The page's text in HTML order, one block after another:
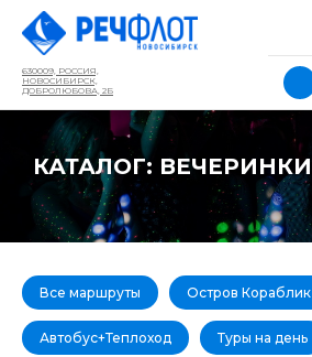
630009, РОССИЯ,
НОВОСИБИРСК,
ДОБРОЛЮБОВА, 2Б
КАТАЛОГ: ВЕЧЕРИНКИ
Все маршруты Остров Кораблик
Автобус+Теплоход Туры на день